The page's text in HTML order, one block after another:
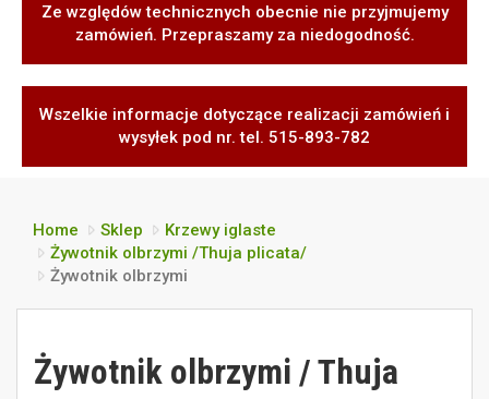
Ze względów technicznych obecnie nie przyjmujemy
zamówień. Przepraszamy za niedogodność.
Wszelkie informacje dotyczące realizacji zamówień i
wysyłek pod nr. tel. 515-893-782
Home Sklep
Krzewy iglaste
Żywotnik olbrzymi /Thuja plicata/
Żywotnik olbrzymi
Żywotnik olbrzymi / Thuja